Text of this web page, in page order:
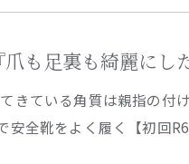
も足裏も綺麗にした
きている角質は親指の付
安全靴をよく履く【初回